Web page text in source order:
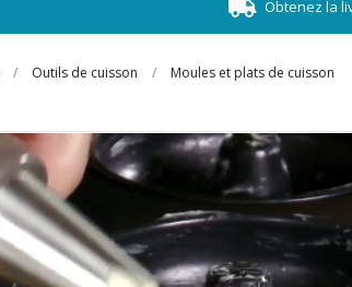
Obtenez la
/ Outils de cuisson / Moules et plats de cuisson